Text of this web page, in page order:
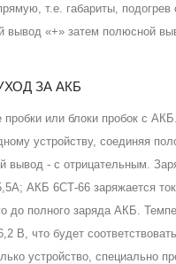
т.е. габариты,
«+» затем полюсной
ЗА АКБ
или блоки пробок с
устройству, соединяя
вывод - с отрицательным.
АКБ 6СТ-66 заряжается
до полного заряда АКБ.
В, что будет
устройство, специально